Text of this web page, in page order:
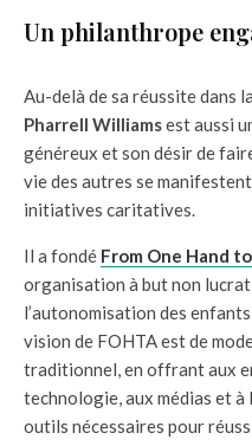
Un philanthrope
Au-delà de sa réussite dans
Pharrell Williamsest aussi
généreux et son désir de
vie des autres se
initiatives caritatives.
Il a fondé From One Hand
organisation à but non
l’autonomisation des
vision de FOHTA est de
traditionnel, en offrant aux
technologie, aux médias et à
outils nécessaires pour